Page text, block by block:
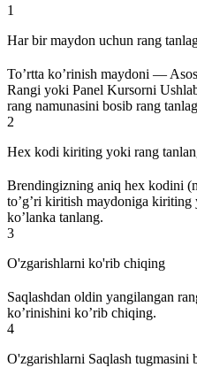
1
Har bir maydon uchun rang
To’rtta ko’rinish maydoni —
Rangi yoki Panel Kursorni
rang namunasini bosib rang
2
Hex kodi kiriting yoki rang
Brendingizning aniq hex kodini
to’g’ri kiritish maydoniga kiriting
ko’lanka tanlang.
3
O'zgarishlarni ko'rib chiqing
Saqlashdan oldin yangilangan
ko’rinishini ko’rib chiqing.
4
O'zgarishlarni Saqlash tugmasini